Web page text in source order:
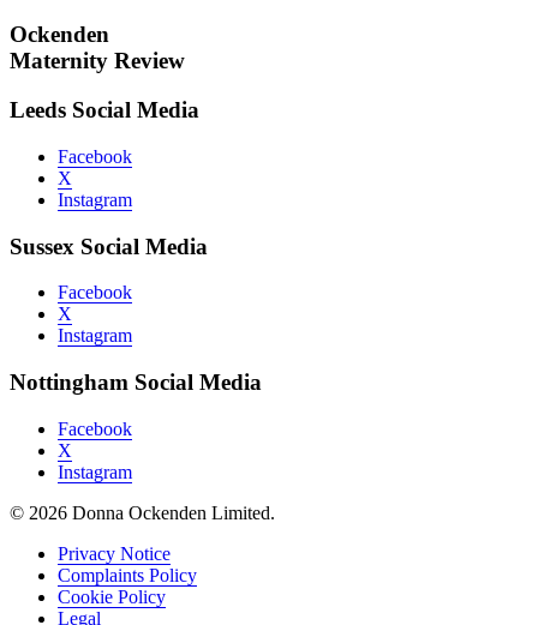
Ockenden
Maternity Review
Leeds Social Media
Facebook
X
Instagram
Sussex Social Media
Facebook
X
Instagram
Nottingham Social Media
Facebook
X
Instagram
© 2026 Donna Ockenden Limited.
Privacy Notice
Complaints Policy
Cookie Policy
Legal